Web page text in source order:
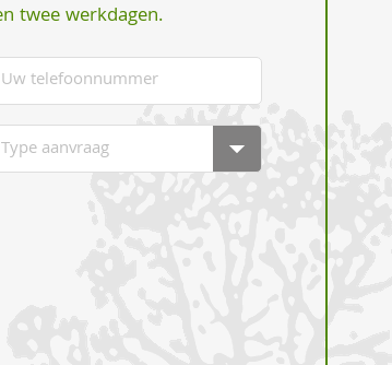
twee werkdagen.